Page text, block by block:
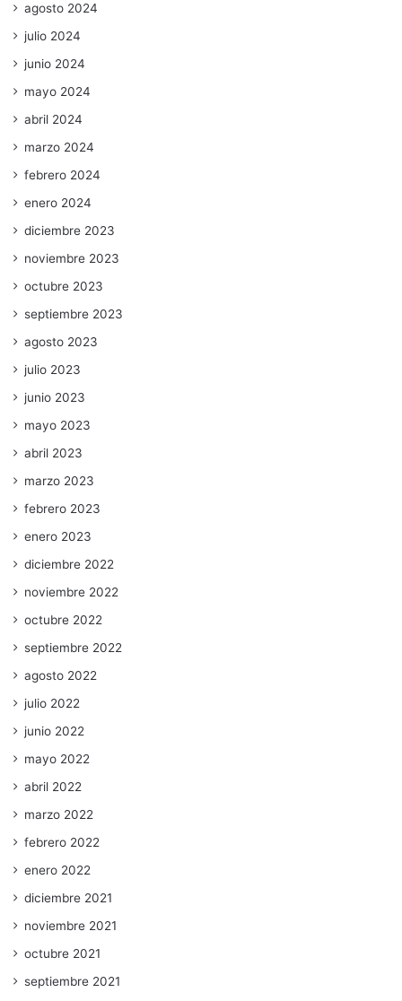
agosto 2024
julio 2024
junio 2024
mayo 2024
abril 2024
marzo 2024
febrero 2024
enero 2024
diciembre 2023
noviembre 2023
octubre 2023
septiembre 2023
agosto 2023
julio 2023
junio 2023
mayo 2023
abril 2023
marzo 2023
febrero 2023
enero 2023
diciembre 2022
noviembre 2022
octubre 2022
septiembre 2022
agosto 2022
julio 2022
junio 2022
mayo 2022
abril 2022
marzo 2022
febrero 2022
enero 2022
diciembre 2021
noviembre 2021
octubre 2021
septiembre 2021